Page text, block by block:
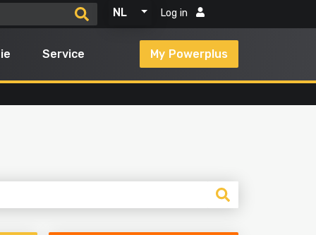
NL Log in
Service My Powerplus